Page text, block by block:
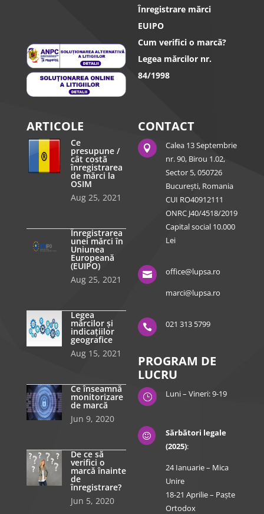
Înregistrare mărci
EUIPO
Cum verifici o marcă?
Legea mărcilor nr.
84/1998
ARTICOLE
Ce
presupune /
cât costă
înregistrarea
de mărci la
OSIM
Aug 25, 2021
Înregistrarea
unei mărci în
Uniunea
Europeană
(EUIPO)
Aug 25, 2021
Legea
mărcilor și
indicațiilor
geografice
Aug 15, 2021
Ce înseamnă
monitorizare
de marcă
Jun 9, 2020
De ce să
verifici o
marcă înainte
de
înregistrare?
Jun 5, 2020
CONTACT

Calea 13 Septembrie
nr. 90, Birou 1.02,
Sector 5, 050726
București, Romania
CUI RO40912111
ONRC J40/4518/2019
Capital social 10.000
Lei

office@lupsa.ro
marci@lupsa.ro
 021 313 5799
PROGRAM DE
LUCRU
} Luni – Vineri: 9-19

Sărbători legale
(2025):
24 Ianuarie – Mica
Unire
18-21 Aprilie – Paște
Ortodox